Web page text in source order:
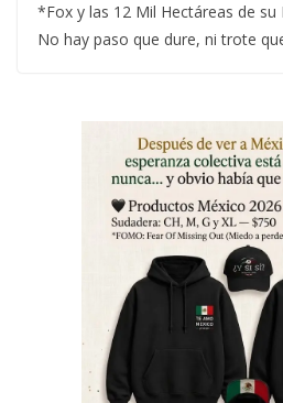
*Fox y las 12 Mil Hectáreas de
No hay paso que dure, ni trote